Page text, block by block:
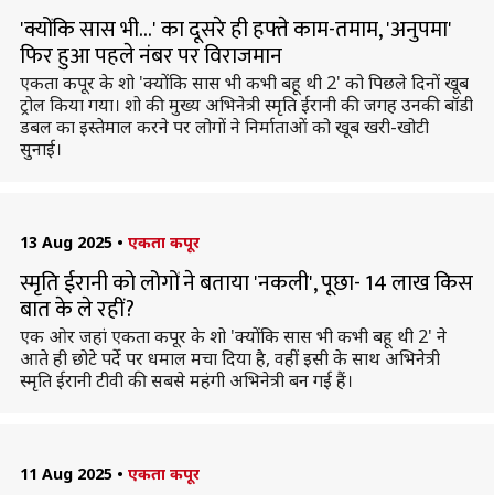
'क्योंकि सास भी...' का दूसरे ही हफ्ते काम-तमाम, 'अनुपमा'
फिर हुआ पहले नंबर पर विराजमान
एकता कपूर के शो 'क्योंकि सास भी कभी बहू थी 2' को पिछले दिनों खूब
ट्रोल किया गया। शो की मुख्य अभिनेत्री स्मृति ईरानी की जगह उनकी बॉडी
डबल का इस्तेमाल करने पर लोगों ने निर्माताओं को खूब खरी-खोटी
सुनाई।
13 Aug 2025 • एकता कपूर
स्मृति ईरानी को लोगों ने बताया 'नकली', पूछा- 14 लाख किस
बात के ले रहीं?
एक ओर जहां एकता कपूर के शो 'क्योंकि सास भी कभी बहू थी 2' ने
आते ही छोटे पर्दे पर धमाल मचा दिया है, वहीं इसी के साथ अभिनेत्री
स्मृति ईरानी टीवी की सबसे महंगी अभिनेत्री बन गई हैं।
11 Aug 2025 • एकता कपूर